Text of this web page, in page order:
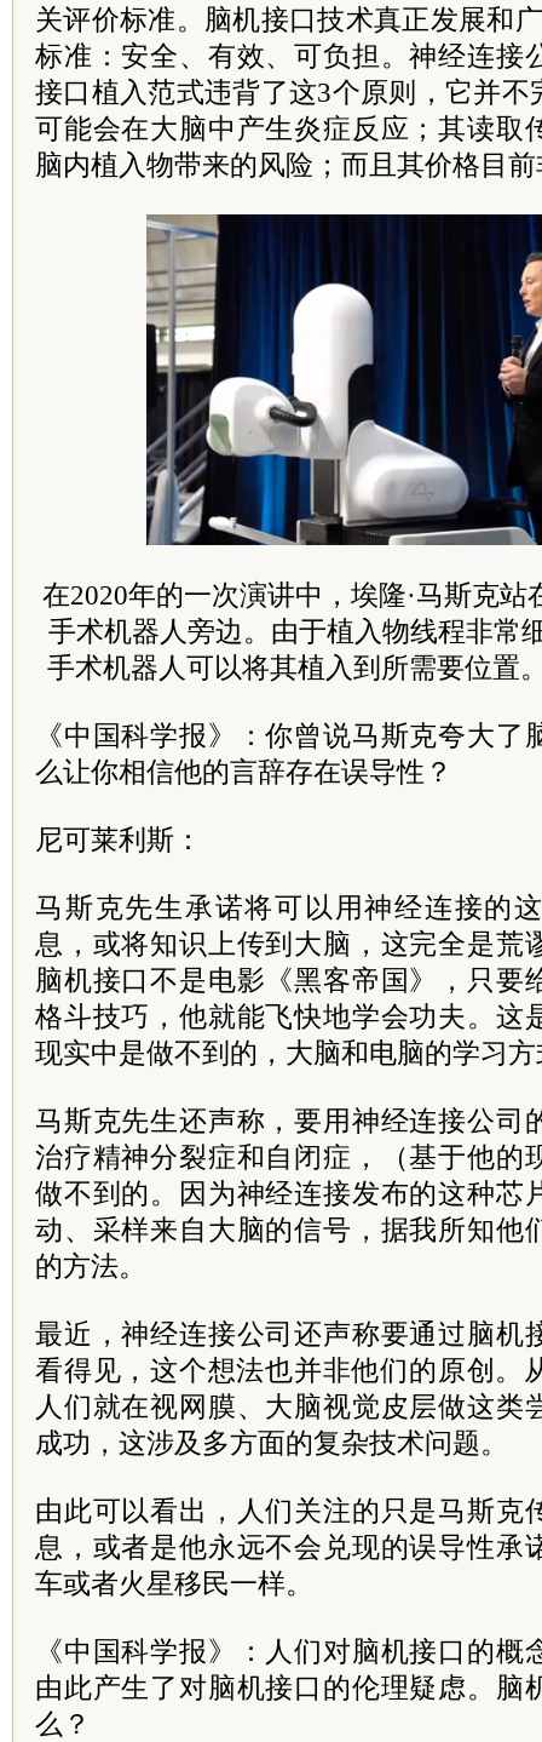
关评价标准。脑机接口技术真正发展和
标准：安全、有效、可负担。神经连接
接口植入范式违背了这3个原则，它并
可能会在大脑中产生炎症反应；其读取
脑内植入物带来的风险；而且其价格目
在2020年的一次演讲中，埃隆·马斯克
手术机器人旁边。由于植入物线程非常
手术机器人可以将其植入到所需要位置
《中国科学报》：你曾说马斯克夸大
么让你相信他的言辞存在误导性？
尼可莱利斯：
马斯克先生承诺将可以用神经连接的
息，或将知识上传到大脑，这完全是荒
脑机接口不是电影《黑客帝国》，只要
格斗技巧，他就能飞快地学会功夫。这
现实中是做不到的，大脑和电脑的学习
马斯克先生还声称，要用神经连接公司
治疗精神分裂症和自闭症，（基于他的
做不到的。因为神经连接发布的这种芯
动、采样来自大脑的信号，据我所知他
的方法。
最近，神经连接公司还声称要通过脑机
看得见，这个想法也并非他们的原创。
人们就在视网膜、大脑视觉皮层做这类
成功，这涉及多方面的复杂技术问题。
由此可以看出，人们关注的只是马斯克
息，或者是他永远不会兑现的误导性承
车或者火星移民一样。
《中国科学报》：人们对脑机接口的
由此产生了对脑机接口的伦理疑虑。脑
么？